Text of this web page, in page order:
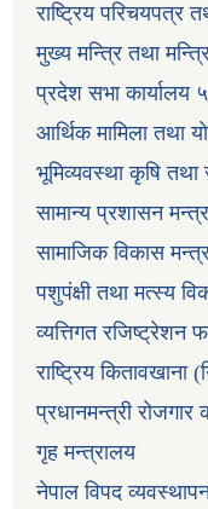
राष्ट्रिय परिचयपत्र
मुख्य मन्त्रि तथा
प्रदेश सभा कार्यालय
आर्थिक मामिला तथा
भूमिव्यवस्था कृषि
सामान्य प्रशासन
सामाजिक विकास
पशुपंक्षी तथा मत्स्य
व्यत्तिगत रजिष्ट्रेशन
राष्ट्रिय कितावखाना
प्रधानमन्त्री रोजगार
गृह मन्त्रालय
नेपाल विपद